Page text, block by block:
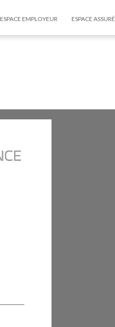
ESPACE EMPLOYEUR ESPACE ASSURÉ